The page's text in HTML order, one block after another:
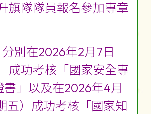
旗隊隊員報名參加專章
別在2026年2月7日
成功考核「國家安全專
書」以及在2026年4月
五）成功考核「國家知